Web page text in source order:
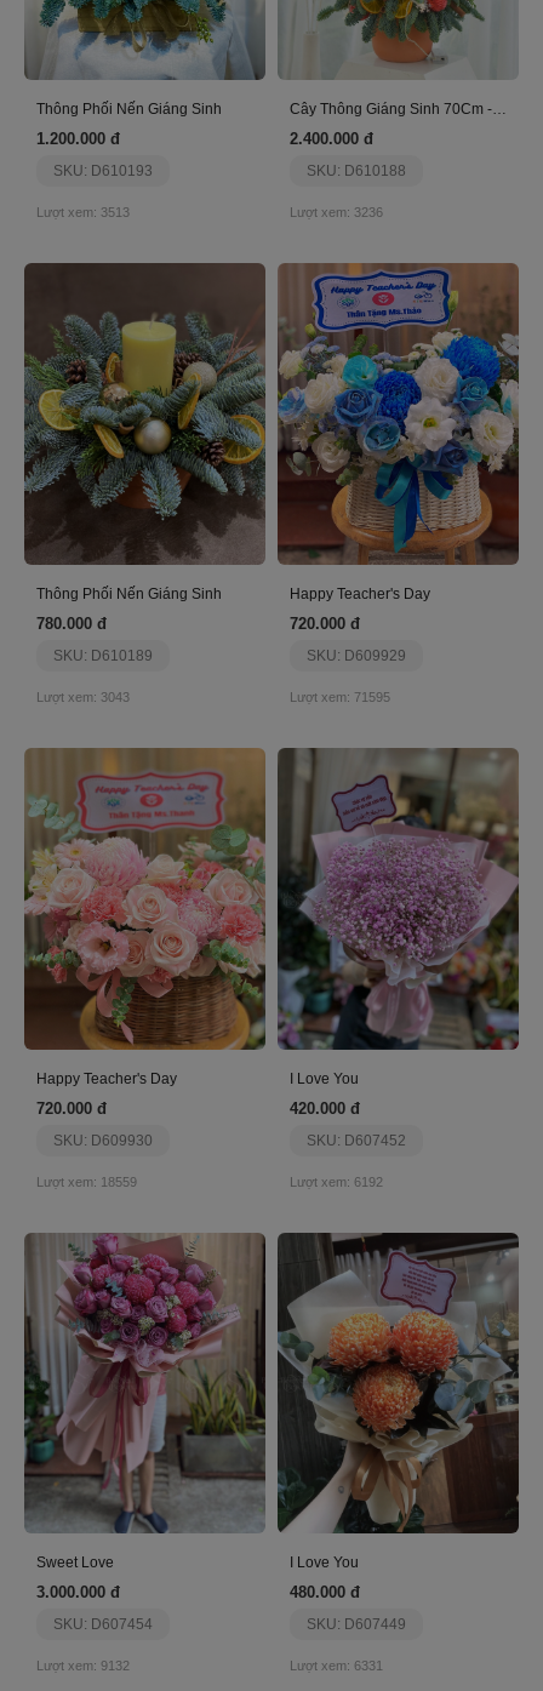
Thông Phối Nến Giáng Sinh
1.200.000 đ
SKU: D610193
Lượt xem: 3513
Cây Thông Giáng Sinh 70Cm - Nhập Khẩu
2.400.000 đ
SKU: D610188
Lượt xem: 3236
Thông Phối Nến Giáng Sinh
780.000 đ
SKU: D610189
Lượt xem: 3043
Happy Teacher's Day
720.000 đ
SKU: D609929
Lượt xem: 71595
Happy Teacher's Day
720.000 đ
SKU: D609930
Lượt xem: 18559
I Love You
420.000 đ
SKU: D607452
Lượt xem: 6192
Sweet Love
3.000.000 đ
SKU: D607454
Lượt xem: 9132
I Love You
480.000 đ
SKU: D607449
Lượt xem: 6331